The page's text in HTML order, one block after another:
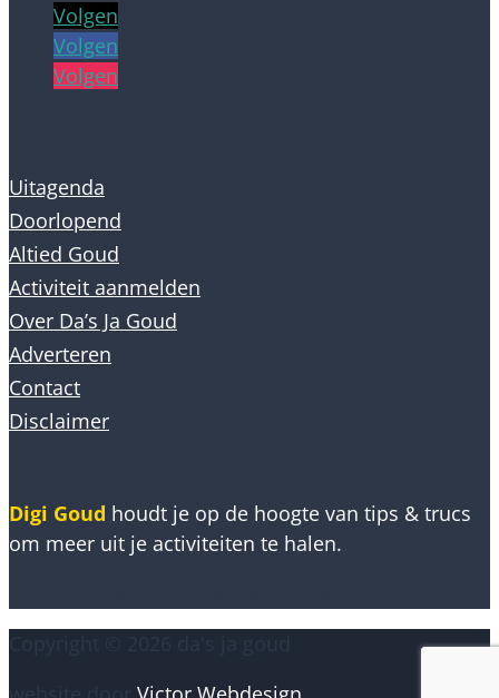
Volgen
Volgen
Volgen
Uitagenda
Doorlopend
Altied Goud
Activiteit aanmelden
Over Da’s Ja Goud
Adverteren
Contact
Disclaimer
Digi Goud houdt je op de hoogte van tips & trucs
om meer uit je activiteiten te halen.